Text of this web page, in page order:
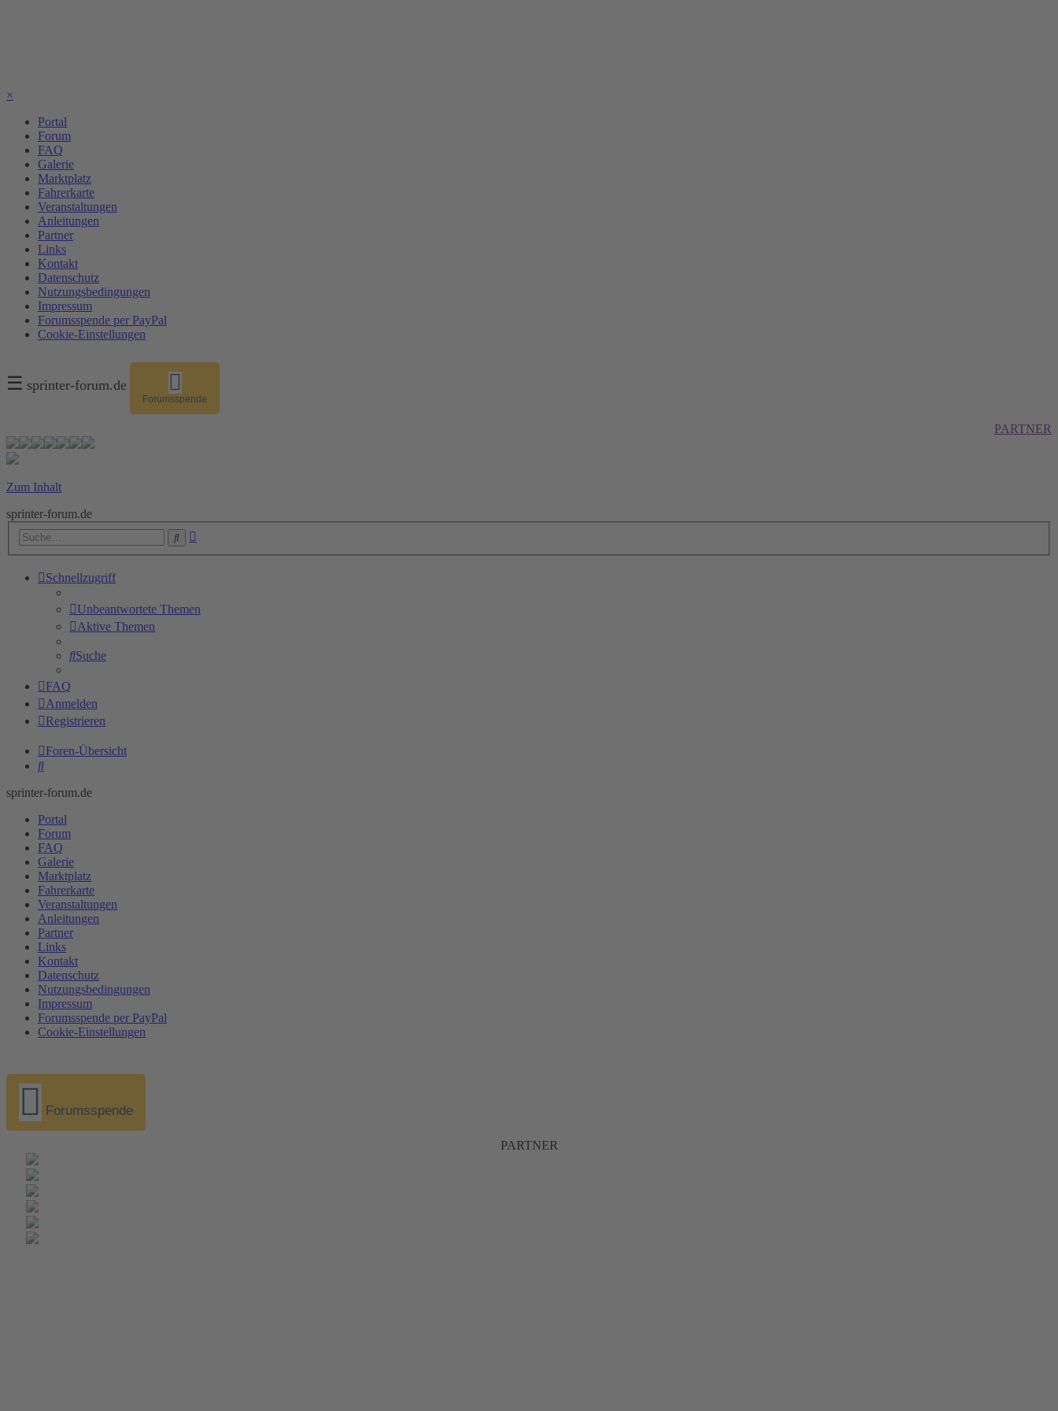
×
Portal
Forum
FAQ
Galerie
Marktplatz
Fahrerkarte
Veranstaltungen
Anleitungen
Partner
Links
Kontakt
Datenschutz
Nutzungsbedingungen
Impressum
Forumsspende per PayPal
Cookie-Einstellungen
☰ sprinter-forum.de
Forumsspende
PARTNER
Zum Inhalt
sprinter-forum.de
Suche
Schnellzugriff
Unbeantwortete Themen
Aktive Themen
Suche
FAQ
Anmelden
Registrieren
Foren-Übersicht
Suche
sprinter-forum.de
Portal
Forum
FAQ
Galerie
Marktplatz
Fahrerkarte
Veranstaltungen
Anleitungen
Partner
Links
Kontakt
Datenschutz
Nutzungsbedingungen
Impressum
Forumsspende per PayPal
Cookie-Einstellungen
Forumsspende
PARTNER